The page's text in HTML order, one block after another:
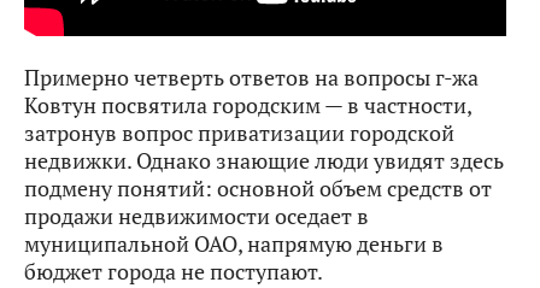
Примерно четверть ответов на вопросы г-жа
Ковтун посвятила городским — в частности,
затронув вопрос приватизации городской
недвижки. Однако знающие люди увидят здесь
подмену понятий: основной объем средств от
продажи недвижимости оседает в
муниципальной ОАО, напрямую деньги в
бюджет города не поступают.